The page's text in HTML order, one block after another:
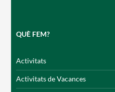
QUÈ FEM?
Activitats
Activitats de Vacances
ACTUALITAT
Notícies
Butlletins